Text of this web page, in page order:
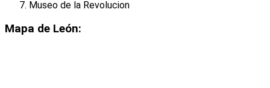
Museo de la Revolucion
Mapa de León: